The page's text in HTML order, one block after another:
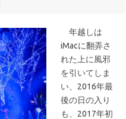
年越しは
iMacに翻弄さ
れた上に風邪
を引いてしま
い、2016年最
後の日の入り
も、2017年初